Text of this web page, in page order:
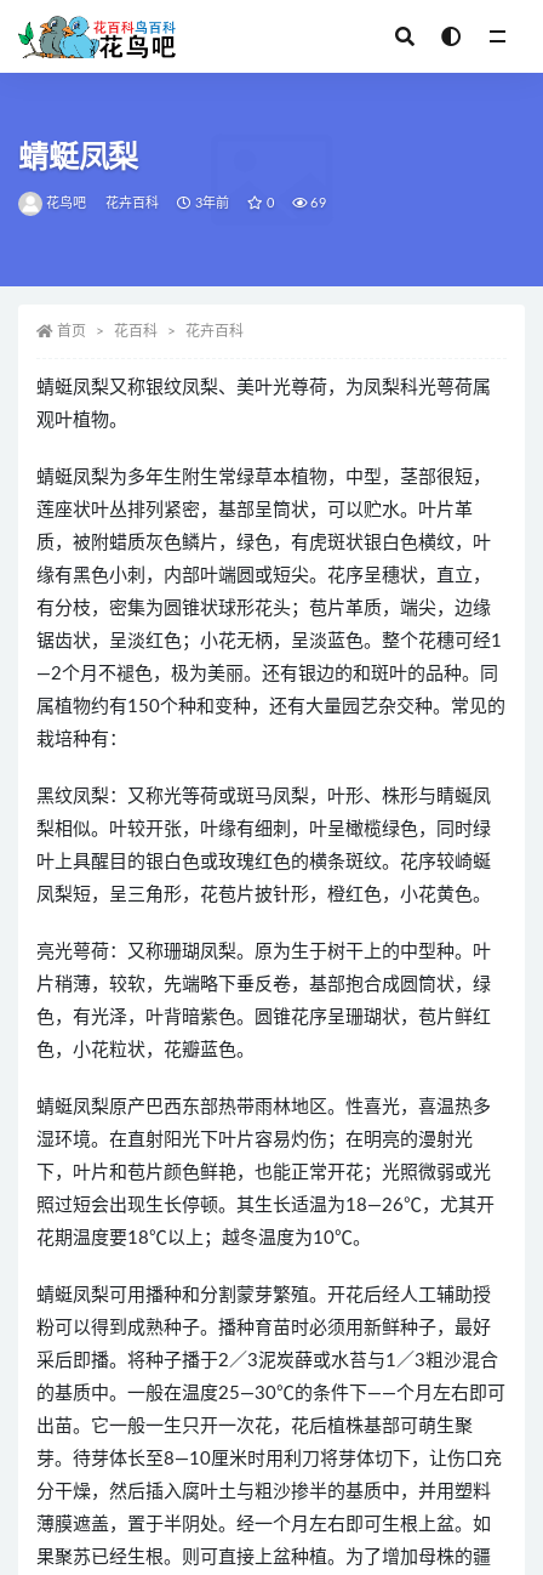
蜻蜓凤梨
花鸟吧 花卉百科 3年前 0 69
首页 花百科 花卉百科
蜻蜓凤梨又称银纹凤梨、美叶光尊荷，为凤梨科光萼荷属
观叶植物。
蜻蜓凤梨为多年生附生常绿草本植物，中型，茎部很短，
莲座状叶丛排列紧密，基部呈筒状，可以贮水。叶片革
质，被附蜡质灰色鳞片，绿色，有虎斑状银白色横纹，叶
缘有黑色小刺，内部叶端圆或短尖。花序呈穗状，直立，
有分枝，密集为圆锥状球形花头；苞片革质，端尖，边缘
锯齿状，呈淡红色；小花无柄，呈淡蓝色。整个花穗可经1
—2个月不褪色，极为美丽。还有银边的和斑叶的品种。同
属植物约有150个种和变种，还有大量园艺杂交种。常见的
栽培种有：
黑纹凤梨：又称光等荷或斑马凤梨，叶形、株形与睛蜒凤
梨相似。叶较开张，叶缘有细刺，叶呈橄榄绿色，同时绿
叶上具醒目的银白色或玫瑰红色的横条斑纹。花序较崎蜒
凤梨短，呈三角形，花苞片披针形，橙红色，小花黄色。
亮光萼荷：又称珊瑚凤梨。原为生于树干上的中型种。叶
片稍薄，较软，先端略下垂反卷，基部抱合成圆筒状，绿
色，有光泽，叶背暗紫色。圆锥花序呈珊瑚状，苞片鲜红
色，小花粒状，花瓣蓝色。
蜻蜓凤梨原产巴西东部热带雨林地区。性喜光，喜温热多
湿环境。在直射阳光下叶片容易灼伤；在明亮的漫射光
下，叶片和苞片颜色鲜艳，也能正常开花；光照微弱或光
照过短会出现生长停顿。其生长适温为18—26℃，尤其开
花期温度要18℃以上；越冬温度为10℃。
蜻蜓凤梨可用播种和分割蒙芽繁殖。开花后经人工辅助授
粉可以得到成熟种子。播种育苗时必须用新鲜种子，最好
采后即播。将种子播于2／3泥炭薛或水苔与1／3粗沙混合
的基质中。一般在温度25—30℃的条件下——个月左右即可
出苗。它一般一生只开一次花，花后植株基部可萌生聚
芽。待芽体长至8—10厘米时用利刀将芽体切下，让伤口充
分干燥，然后插入腐叶土与粗沙掺半的基质中，并用塑料
薄膜遮盖，置于半阴处。经一个月左右即可生根上盆。如
果聚苏已经生根。则可直接上盆种植。为了增加母株的疆